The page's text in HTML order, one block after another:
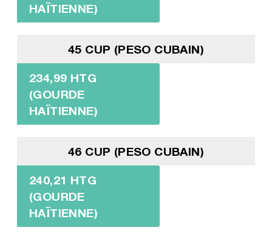
HAÏTIENNE)
45 CUP (PESO CUBAIN)
234,99 HTG
(GOURDE
HAÏTIENNE)
46 CUP (PESO CUBAIN)
240,21 HTG
(GOURDE
HAÏTIENNE)